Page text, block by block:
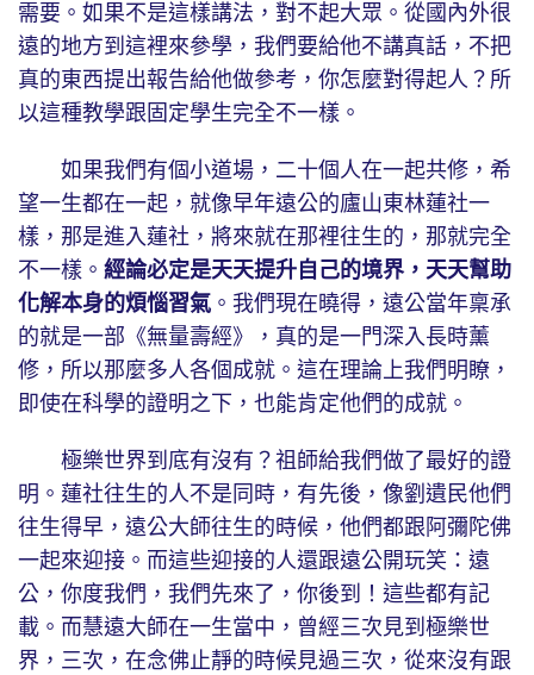
需要。如果不是這樣講法，對不起大眾。從國內外很
遠的地方到這裡來參學，我們要給他不講真話，不把
真的東西提出報告給他做參考，你怎麼對得起人？所
以這種教學跟固定學生完全不一樣。
如果我們有個小道場，二十個人在一起共修，希
望一生都在一起，就像早年遠公的廬山東林蓮社一
樣，那是進入蓮社，將來就在那裡往生的，那就完全
不一樣。 經論必定是天天提升自己的境界，天天幫助
化解本身的煩惱習氣 。我們現在曉得，遠公當年稟承
的就是一部《無量壽經》，真的是一門深入長時薰
修，所以那麼多人各個成就。這在理論上我們明瞭，
即使在科學的證明之下，也能肯定他們的成就。
極樂世界到底有沒有？祖師給我們做了最好的證
明。蓮社往生的人不是同時，有先後，像劉遺民他們
往生得早，遠公大師往生的時候，他們都跟阿彌陀佛
一起來迎接。而這些迎接的人還跟遠公開玩笑：遠
公，你度我們，我們先來了，你後到！這些都有記
載。而慧遠大師在一生當中，曾經三次見到極樂世
界，三次，在念佛止靜的時候見過三次，從來沒有跟